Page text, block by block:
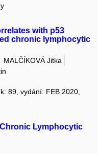
with p53
chronic lymphocytic
MALČÍKOVÁ Jitka
89, vydání: FEB 2020,
Lymphocytic